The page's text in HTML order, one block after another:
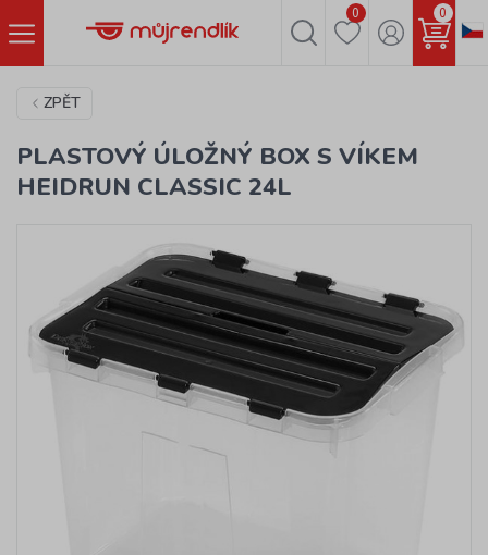
0 0
ZPĚT
PLASTOVÝ ÚLOŽNÝ BOX S VÍKEM
HEIDRUN CLASSIC 24L